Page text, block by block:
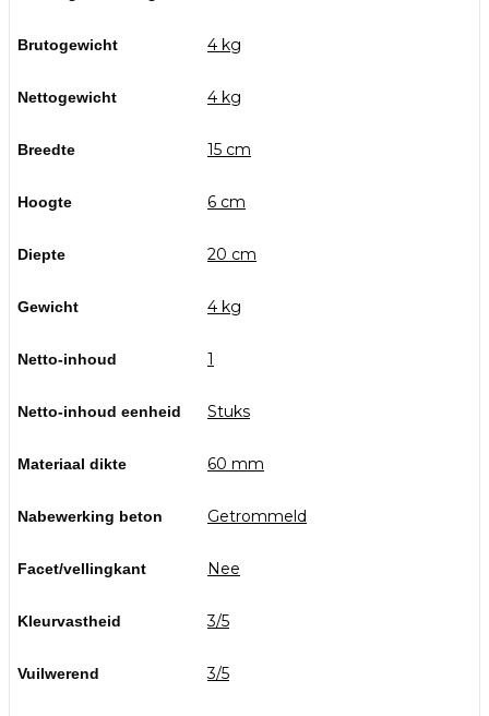
Brutogewicht 4 kg
Nettogewicht 4 kg
Breedte 15 cm
Hoogte 6 cm
Diepte 20 cm
Gewicht 4 kg
Netto-inhoud 1
Netto-inhoud eenheid Stuks
Materiaal dikte 60 mm
Nabewerking beton Getrommeld
Facet/vellingkant Nee
Kleurvastheid 3/5
Vuilwerend 3/5